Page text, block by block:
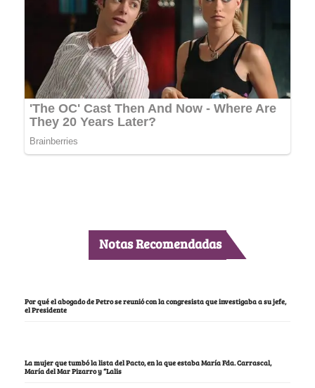
Notas Recomendadas
Por qué el abogado de Petro se reunió con la congresista que investigaba a su jefe,
el Presidente
La mujer que tumbó la lista del Pacto, en la que estaba María Fda. Carrascal,
María del Mar Pizarro y “Lalis